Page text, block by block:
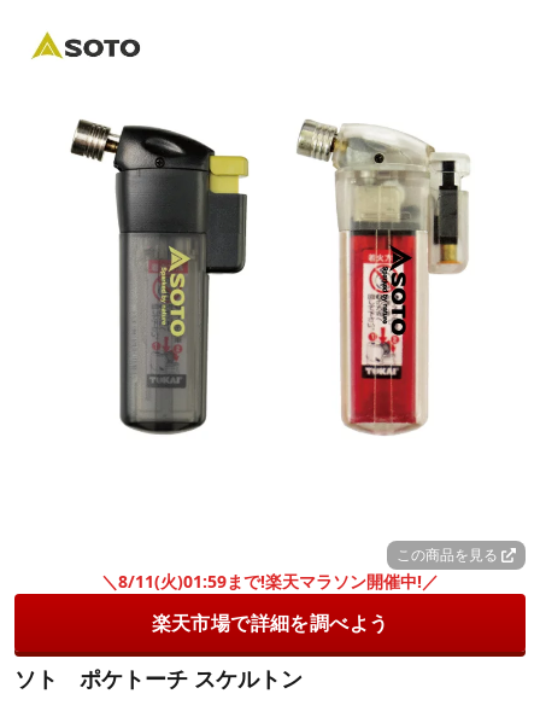
この商品を見る
＼8/11(火)01:59まで!楽天マラソン開催中!／
楽天市場で詳細を調べよう
ソト ポケトーチ スケルトン